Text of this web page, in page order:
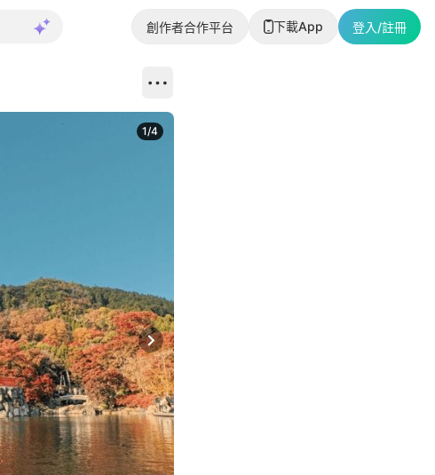
創作者合作平台 下載App 登入/註冊
Next slide
1/4